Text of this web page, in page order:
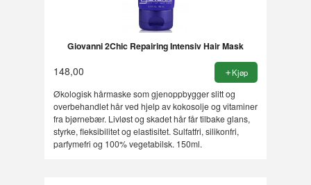
Giovanni 2Chic Repairing Intensiv Hair Mask
148,00 Kjøp
Økologisk hårmaske som gjenoppbygger slitt og
overbehandlet hår ved hjelp av kokosolje og vitaminer
fra bjørnebær. Livløst og skadet hår får tilbake glans,
styrke, fleksibilitet og elastisitet. Sulfatfri, silikonfri,
parfymefri og 100% vegetabilsk. 150ml.